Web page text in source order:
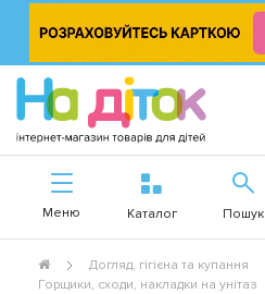
Меню Каталог Пошук
Догляд, гігієна та купання
Горщики, сходи, накладки на унітаз